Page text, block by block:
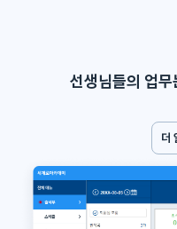
선생님들의 업무
더